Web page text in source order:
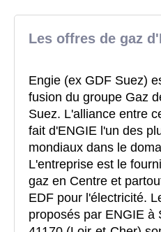
Les offres de gaz
Engie (ex GDF Suez)
fusion du groupe Gaz
Suez. L'alliance entre
fait d'ENGIE l'un des
mondiaux dans le
L'entreprise est le
gaz en Centre et
EDF pour l'électricité.
proposés par ENGIE à